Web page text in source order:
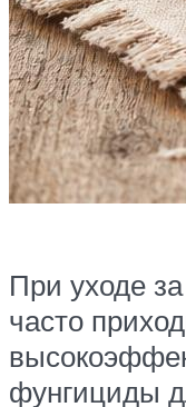
При уходе
часто
фунгициды